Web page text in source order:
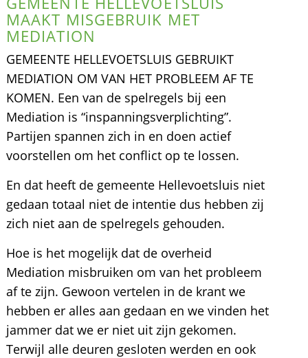
MAAKT MISGEBRUIK MET
MEDIATION
GEMEENTE HELLEVOETSLUIS GEBRUIKT
MEDIATION OM VAN HET PROBLEEM AF TE
KOMEN. Een van de spelregels bij een
Mediation is “inspanningsverplichting”.
Partijen spannen zich in en doen actief
voorstellen om het conflict op te lossen.
En dat heeft de gemeente Hellevoetsluis niet
gedaan totaal niet de intentie dus hebben zij
zich niet aan de spelregels gehouden.
Hoe is het mogelijk dat de overheid
Mediation misbruiken om van het probleem
af te zijn. Gewoon vertelen in de krant we
hebben er alles aan gedaan en we vinden het
jammer dat we er niet uit zijn gekomen.
Terwijl alle deuren gesloten werden en ook